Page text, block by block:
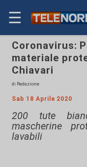
☰
Coronavirus:
materiale
Chiavari
di Redazione
Sab 18 Aprile 2020
200 tute
mascherine
lavabili